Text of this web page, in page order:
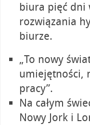
biura pięć dni
rozwiązania
biurze.
„To nowy
umiejętności,
pracy”.
Na całym
Nowy Jork i